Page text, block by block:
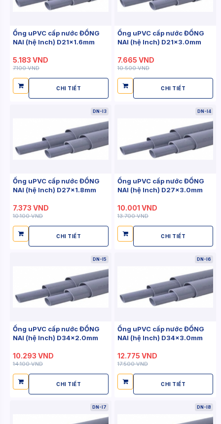
Ống uPVC cấp nước ĐỒNG
NAI (hệ Inch) D21x1.6mm
5.183 VND
7.100 VND
CHI TIẾT
Ống uPVC cấp nước ĐỒNG
NAI (hệ Inch) D21x3.0mm
7.665 VND
10.500 VND
CHI TIẾT
DN-I3
Ống uPVC cấp nước ĐỒNG
NAI (hệ Inch) D27x1.8mm
7.373 VND
10.100 VND
CHI TIẾT
DN-I4
Ống uPVC cấp nước ĐỒNG
NAI (hệ Inch) D27x3.0mm
10.001 VND
13.700 VND
CHI TIẾT
DN-I5
Ống uPVC cấp nước ĐỒNG
NAI (hệ Inch) D34x2.0mm
10.293 VND
14.100 VND
CHI TIẾT
DN-I6
Ống uPVC cấp nước ĐỒNG
NAI (hệ Inch) D34x3.0mm
12.775 VND
17.500 VND
CHI TIẾT
DN-I7 DN-I8